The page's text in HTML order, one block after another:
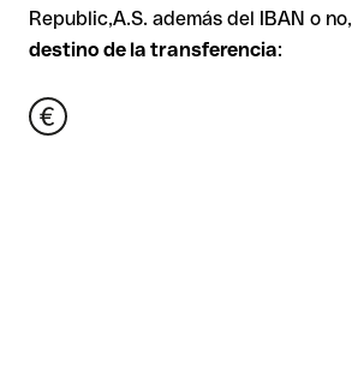
Republic,A.S. además del IBAN o no,
destino de la transferencia: